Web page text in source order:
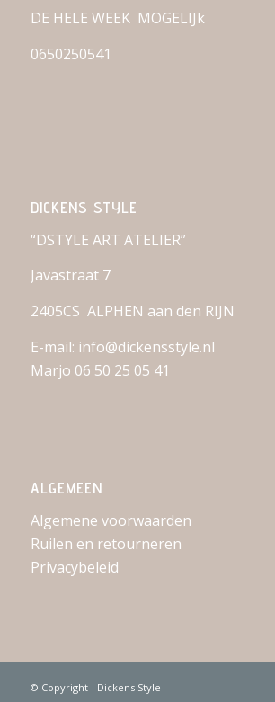
DE HELE WEEK MOGELIJk
0650250541
DICKENS STYLE
“DSTYLE ART ATELIER”
Javastraat 7
2405CS ALPHEN aan den RIJN
E-mail: info@dickensstyle.nl
Marjo 06 50 25 05 41
ALGEMEEN
Algemene voorwaarden
Ruilen en retourneren
Privacybeleid
© Copyright - Dickens Style